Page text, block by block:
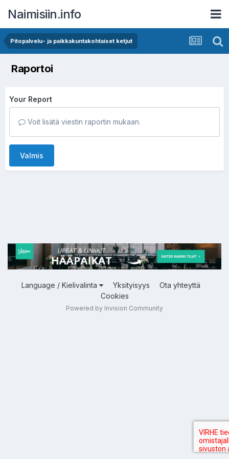
Naimisiin.info
Pitopalvelu- ja paikkakuntakohtaiset ketjut
Raportoi
Your Report
Voit lisätä viestin raportin mukaan.
Valmis
Language / Kielivalinta Yksityisyys
Ota yhteyttä
Cookies
Powered by Invision Community